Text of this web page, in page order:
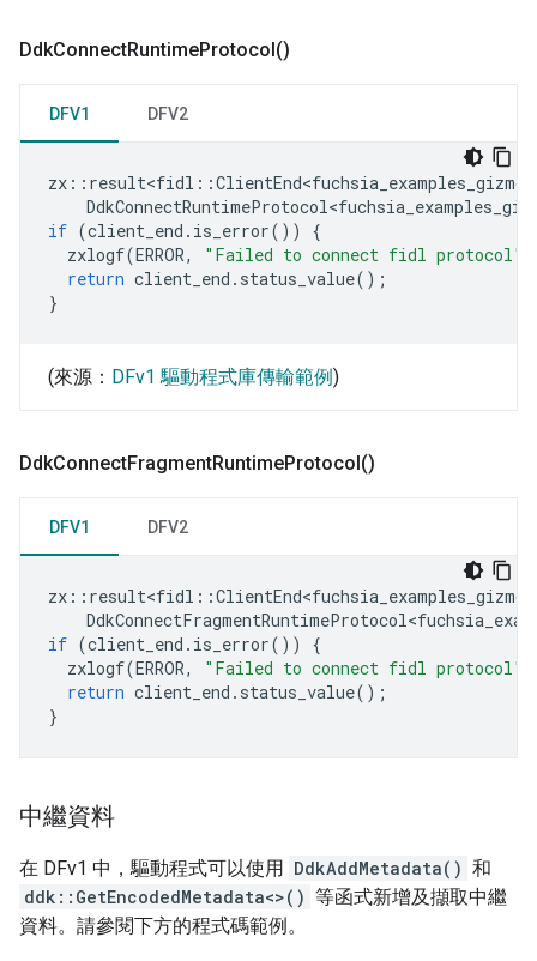
DdkConnectRuntimeProtocol()
DFV1 DFV2
zx :: result<fidl ::ClientEnd<fuchsia_examples_gizmo
if (client_end . is_error())
{
zxlogf(ERROR, "Failed to connect fidl protocol"
return client_end . status_value();
}
(來源： DFv1 驅動程式庫傳輸範例)
DdkConnectFragmentRuntimeProtocol()
DFV1 DFV2
zx :: result<fidl ::ClientEnd<fuchsia_examples_gizmo
if (client_end . is_error())
{
zxlogf(ERROR, "Failed to connect fidl protocol"
return client_end . status_value();
}
中繼資料
在 DFv1 中，驅動程式可以使用 DdkAddMetadata() 和
ddk::GetEncodedMetadata<>() 等函式新增及擷取中繼
資料。請參閱下方的程式碼範例。